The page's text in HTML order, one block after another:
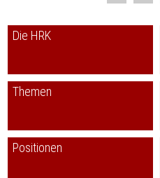
Die HRK
Themen
Positionen